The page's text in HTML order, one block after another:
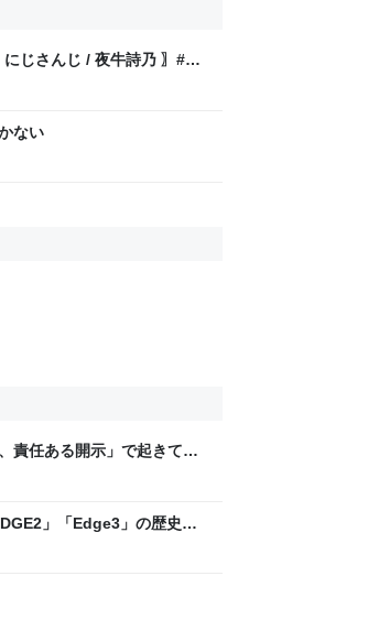
じさんじ / 夜牛詩乃 〗#あ
ない
責任ある開示」で起きてい
」「Edge3」の歴史に